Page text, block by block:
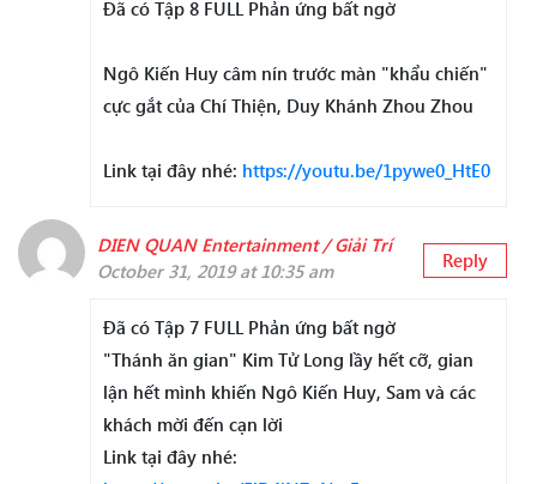
Đã có Tập 8 FULL Phản ứng bất ngờ
Ngô Kiến Huy câm nín trước màn "khẩu chiến"
cực gắt của Chí Thiện, Duy Khánh Zhou Zhou
Link tại đây nhé: https://youtu.be/1pywe0_HtE0
DIEN QUAN Entertainment / Giải Trí
October 31, 2019 at 10:35 am
Reply
Đã có Tập 7 FULL Phản ứng bất ngờ
"Thánh ăn gian" Kim Tử Long lầy hết cỡ, gian
lận hết mình khiến Ngô Kiến Huy, Sam và các
khách mời đến cạn lời
Link tại đây nhé: